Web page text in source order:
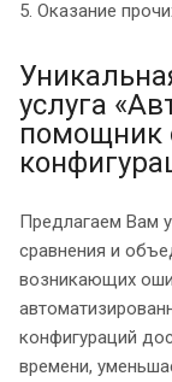
5. Оказание
услуга
помощник
Предлагаем Вам
сравнения и
возникающих
конфигураций
времени,